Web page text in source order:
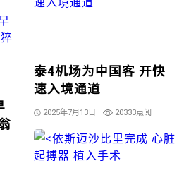
泰4机场为中国客 开快
速入境通道
2025年7月13日 20333点阅